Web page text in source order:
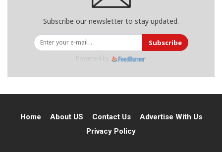
Subscribe our newsletter to stay updated.
Subscribe
Home About US Contact Us
Advertise With Us
Privacy Policy